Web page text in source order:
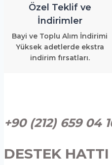
Özel Teklif ve
İndirimler
Bayi ve Toplu Alım İndirimi
Yüksek adetlerde ekstra
indirim fırsatları.
+90 (212) 659 04
DESTEK HATTI